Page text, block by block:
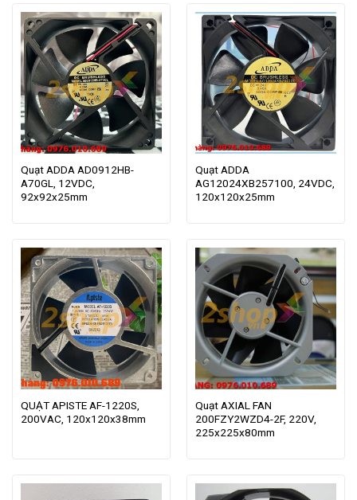
Quạt ADDA AD0912HB-
A70GL, 12VDC,
92x92x25mm
Quạt ADDA
AG12024XB257100, 24VDC,
120x120x25mm
QUẠT APISTE AF-1220S,
200VAC, 120x120x38mm
Quạt AXIAL FAN
200FZY2WZD4-2F, 220V,
225x225x80mm